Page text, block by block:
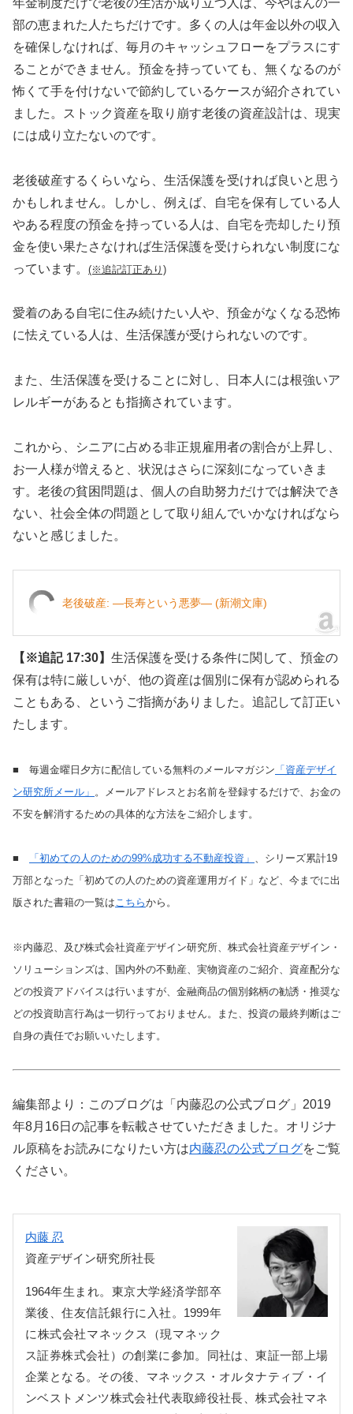
部の恵まれた人たちだけです。多くの人は年金以外の収入
を確保しなければ、毎月のキャッシュフローをプラスにす
ることができません。預金を持っていても、無くなるのが
怖くて手を付けないで節約しているケースが紹介されてい
ました。ストック資産を取り崩す老後の資産設計は、現実
には成り立たないのです。
老後破産するくらいなら、生活保護を受ければ良いと思う
かもしれません。しかし、例えば、自宅を保有している人
やある程度の預金を持っている人は、自宅を売却したり預
金を使い果たさなければ生活保護を受けられない制度にな
っています。 (※追記訂正あり)
愛着のある自宅に住み続けたい人や、預金がなくなる恐怖
に怯えている人は、生活保護が受けられないのです。
また、生活保護を受けることに対し、日本人には根強いア
レルギーがあるとも指摘されています。
これから、シニアに占める非正規雇用者の割合が上昇し、
お一人様が増えると、状況はさらに深刻になっていきま
す。老後の貧困問題は、個人の自助努力だけでは解決でき
ない、社会全体の問題として取り組んでいかなければなら
ないと感じました。
老後破産: ―長寿という悪夢― (新潮文庫)
【※追記 17:30】 生活保護を受ける条件に関して、預金の
保有は特に厳しいが、他の資産は個別に保有が認められる
こともある、というご指摘がありました。追記して訂正い
たします。
■ 毎週金曜日夕方に配信している無料のメールマガジン 「資産デザイ
ン研究所メール」 。メールアドレスとお名前を登録するだけで、お金の
不安を解消するための具体的な方法をご紹介します。
■ 「初めての人のための99%成功する不動産投資」 、シリーズ累計19
万部となった「初めての人のための資産運用ガイド」など、今までに出
版された書籍の一覧はこちらから。
※内藤忍、及び株式会社資産デザイン研究所、株式会社資産デザイン・
ソリューションズは、国内外の不動産、実物資産のご紹介、資産配分な
どの投資アドバイスは行いますが、金融商品の個別銘柄の勧誘・推奨な
どの投資助言行為は一切行っておりません。また、投資の最終判断はご
自身の責任でお願いいたします。
編集部より：このブログは「内藤忍の公式ブログ」2019
年8月16日の記事を転載させていただきました。オリジナ
ル原稿をお読みになりたい方は内藤忍の公式ブログをご覧
ください。
内藤 忍
資産デザイン研究所社長
1964年生まれ。東京大学経済学部卒
業後、住友信託銀行に入社。1999年
に株式会社マネックス（現マネック
ス証券株式会社）の創業に参加。同社は、東証一部上場
企業となる。その後、マネックス・オルタナティブ・イ
ンベストメンツ株式会社代表取締役社長、株式会社マネ